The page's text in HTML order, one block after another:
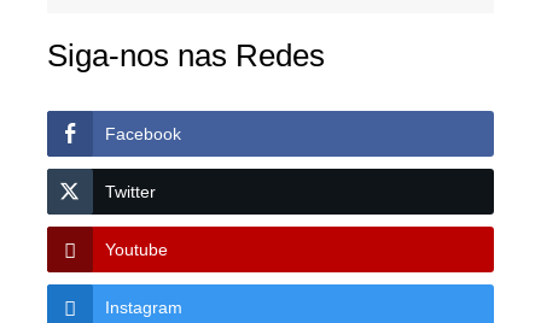
Siga-nos nas Redes
Facebook
Twitter
Youtube
Instagram